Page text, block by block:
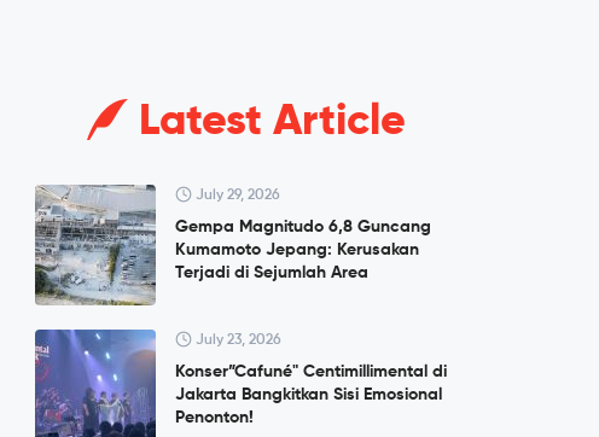
Latest Article
July 29, 2026
Gempa Magnitudo 6,8 Guncang
Kumamoto Jepang: Kerusakan
Terjadi di Sejumlah Area
July 23, 2026
Konser”Cafuné" Centimillimental di
Jakarta Bangkitkan Sisi Emosional
Penonton!